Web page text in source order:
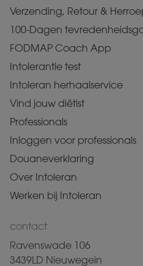
Verzending, Retour &
100-Dagen
FODMAP Coach App
Intolerantie test
Intoleran herhaalservice
Vind jouw diëtist
Professionals
Inloggen voor professionals
Douaneverklaring
Over Intoleran
Werken bij Intoleran
contact
Ravenswade 106
3439LD Nieuwegein